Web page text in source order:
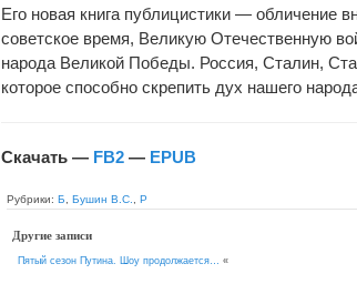
Его новая книга публицистики — обличение
советское время, Великую Отечественную
народа Великой Победы. Россия, Сталин,
которое способно скрепить дух нашего
Скачать — FB2 — EPUB
Рубрики: Б Бушин В.С. Р
Другие записи
Пятый сезон Путина. Шоу продолжается… «